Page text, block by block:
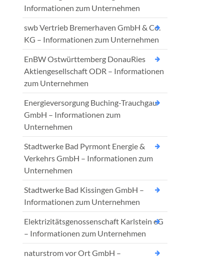
Informationen zum Unternehmen
swb Vertrieb Bremerhaven GmbH & Co.
KG – Informationen zum Unternehmen
EnBW Ostwürttemberg DonauRies
Aktiengesellschaft ODR – Informationen
zum Unternehmen
Energieversorgung Buching-Trauchgau
GmbH – Informationen zum
Unternehmen
Stadtwerke Bad Pyrmont Energie &
Verkehrs GmbH – Informationen zum
Unternehmen
Stadtwerke Bad Kissingen GmbH –
Informationen zum Unternehmen
Elektrizitätsgenossenschaft Karlstein eG
– Informationen zum Unternehmen
naturstrom vor Ort GmbH –